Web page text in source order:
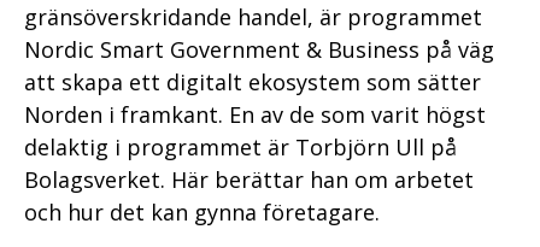
gränsöverskridande handel, är programmet
Nordic Smart Government & Business på väg
att skapa ett digitalt ekosystem som sätter
Norden i framkant. En av de som varit högst
delaktig i programmet är Torbjörn Ull på
Bolagsverket. Här berättar han om arbetet
och hur det kan gynna företagare.